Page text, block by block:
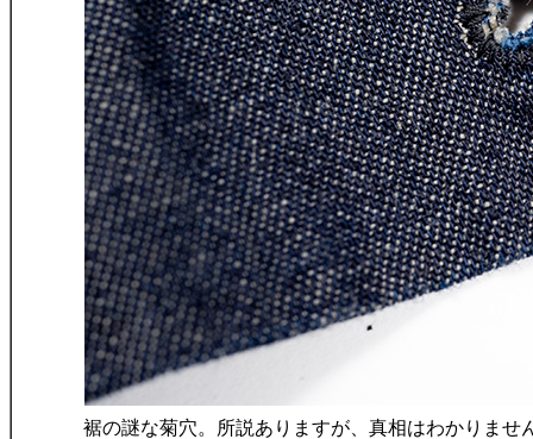
裾の謎な菊穴。所説ありますが、真相はわかりま